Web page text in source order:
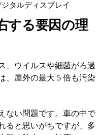
タルディスプレイ
する要因の理
、ウイルスや細菌がろ過
、屋外の最大 5 倍も汚染
ない問題です。車の中で
ると思いがちですが、多